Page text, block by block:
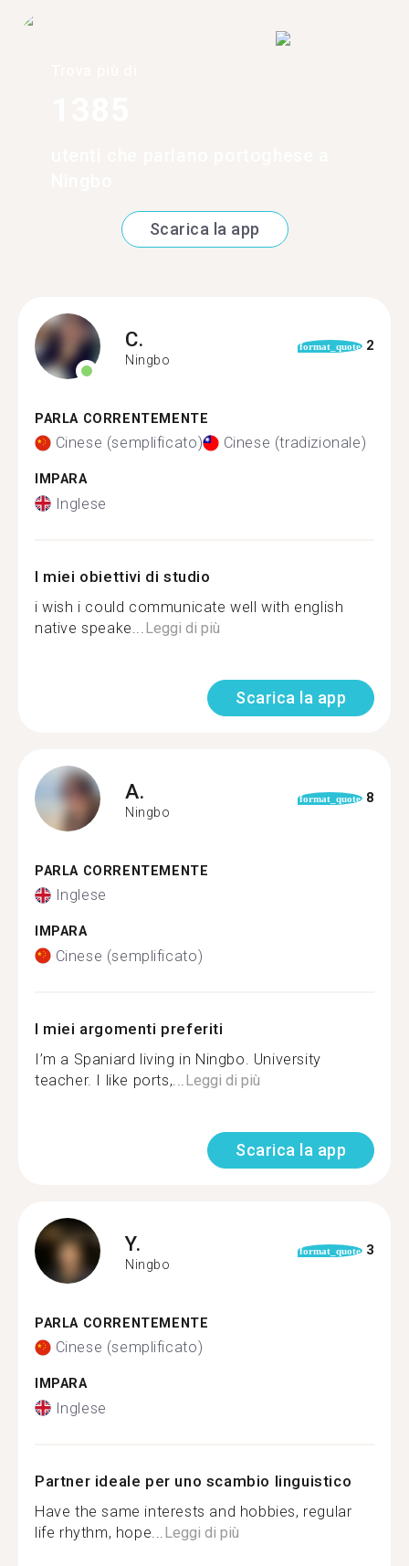
Scarica la app
C.
Ningbo
format_quote 2
PARLA CORRENTEMENTE
Cinese (semplificato) Cinese (tradizionale)
IMPARA
Inglese
I miei obiettivi di studio
i wish i could communicate well with english
native speake... Leggi di più
Scarica la app
A.
Ningbo
format_quote 8
PARLA CORRENTEMENTE
Inglese
IMPARA
Cinese (semplificato)
I miei argomenti preferiti
I’m a Spaniard living in Ningbo. University
teacher. I like ports,... Leggi di più
Scarica la app
Y.
Ningbo
format_quote 3
PARLA CORRENTEMENTE
Cinese (semplificato)
IMPARA
Inglese
Partner ideale per uno scambio linguistico
Have the same interests and hobbies, regular
life rhythm, hope... Leggi di più